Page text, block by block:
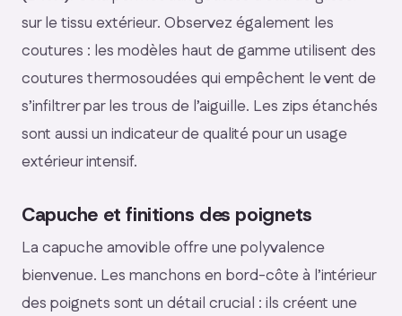
sur le tissu extérieur. Observez également les
coutures : les modèles haut de gamme utilisent des
coutures thermosoudées qui empêchent le vent de
s’infiltrer par les trous de l’aiguille. Les zips étanchés
sont aussi un indicateur de qualité pour un usage
extérieur intensif.
Capuche et finitions des poignets
La capuche amovible offre une polyvalence
bienvenue. Les manchons en bord-côte à l’intérieur
des poignets sont un détail crucial : ils créent une